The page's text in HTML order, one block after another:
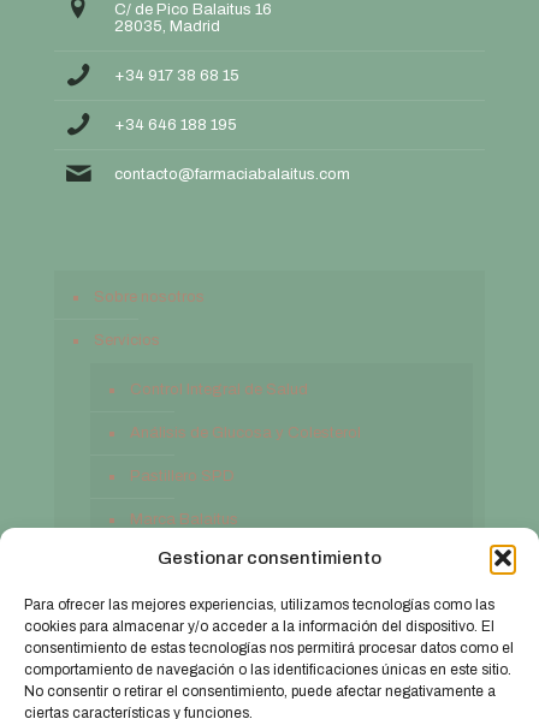
Gestionar consentimiento
Para ofrecer las mejores experiencias, utilizamos tecnologías como las
cookies para almacenar y/o acceder a la información del dispositivo. El
consentimiento de estas tecnologías nos permitirá procesar datos como el
comportamiento de navegación o las identificaciones únicas en este sitio.
No consentir o retirar el consentimiento, puede afectar negativamente a
ciertas características y funciones.
C/ de Pico Balaitus 16
28035, Madrid
+34 917 38 68 15
+34 646 188 195
contacto@farmaciabalaitus.com
Sobre nosotros
Servicios
Control Integral de Salud
Análisis de Glucosa y Colesterol
Pastillero SPD
Marca Balaitus